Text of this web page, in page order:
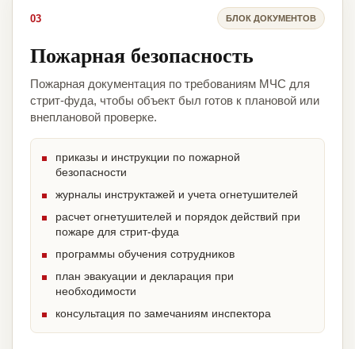
03 БЛОК ДОКУМЕНТОВ
Пожарная безопасность
Пожарная документация по требованиям МЧС для
стрит-фуда, чтобы объект был готов к плановой или
внеплановой проверке.
приказы и инструкции по пожарной
безопасности
журналы инструктажей и учета огнетушителей
расчет огнетушителей и порядок действий при
пожаре для стрит-фуда
программы обучения сотрудников
план эвакуации и декларация при
необходимости
консультация по замечаниям инспектора